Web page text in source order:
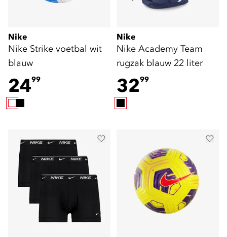
Nike
Nike Strike voetbal wit
blauw
2499
Nike
Nike Academy Team
rugzak blauw 22 liter
3299